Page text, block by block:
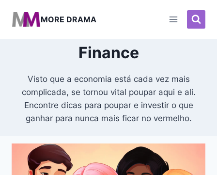
para
MORE DRAMA
Finance
Visto que a economia está cada vez mais
complicada, se tornou vital poupar aqui e ali.
Encontre dicas para poupar e investir o que
ganhar para nunca mais ficar no vermelho.